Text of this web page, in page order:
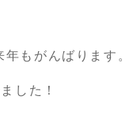
もがんばります。
した！